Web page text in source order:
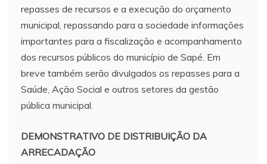
repasses de recursos e a execução do orçamento
municipal, repassando para a sociedade informações
importantes para a fiscalização e acompanhamento
dos recursos públicos do município de Sapé. Em
breve também serão divulgados os repasses para a
Saúde, Ação Social e outros setores da gestão
pública municipal.
DEMONSTRATIVO DE DISTRIBUIÇÃO DA
ARRECADAÇÃO